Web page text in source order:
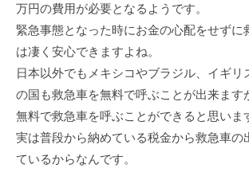
万円の費用が必要となるようです。
緊急事態となった時にお金の心配をせずに
は凄く安心できますよね。
日本以外でもメキシコやブラジル、イギリ
の国も救急車を無料で呼ぶことが出来ます
無料で救急車を呼ぶことができると思いま
実は普段から納めている税金から救急車の
ているからなんです。